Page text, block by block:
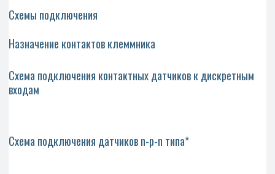
Схемы подключения
Назначение контактов клеммника
Схема подключения контактных датчиков к дискретным
входам
Схема подключения датчиков n-p-n типа*